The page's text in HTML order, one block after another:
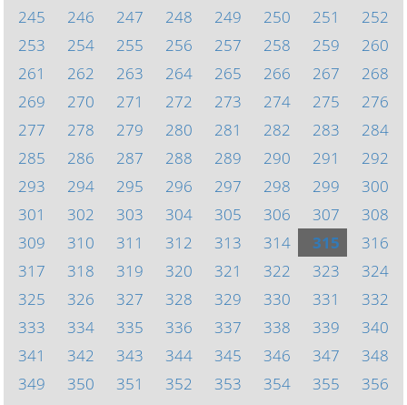
245
246 247 248 249 250 251
252
253
254 255 256 257 258 259
260
261
262 263 264 265 266 267
268
269
270 271 272 273 274 275
276
277
278 279 280 281 282 283
284
285
286 287 288 289 290 291
292
293
294 295 296 297 298 299
300
301
302 303 304 305 306 307
308
309
310 311 312 313 314 315
316
317
318 319 320 321 322 323
324
325
326 327 328 329 330 331
332
333
334 335 336 337 338 339
340
341
342 343 344 345 346 347
348
349
350 351 352 353 354 355
356